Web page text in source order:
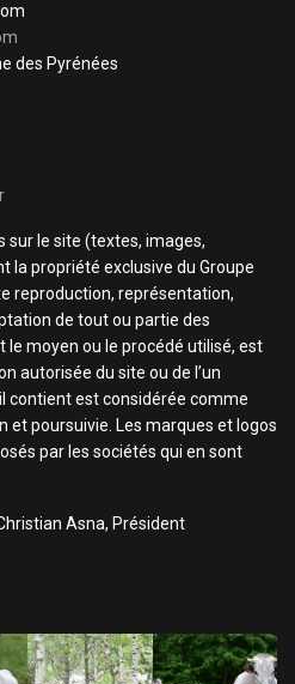
des Pyrénées
sur le site (textes, images,
la propriété exclusive du Groupe
reproduction, représentation,
de tout ou partie des
le moyen ou le procédé utilisé, est
autorisée du site ou de l’un
contient est considérée comme
et poursuivie. Les marques et logos
par les sociétés qui en sont
Asna, Président